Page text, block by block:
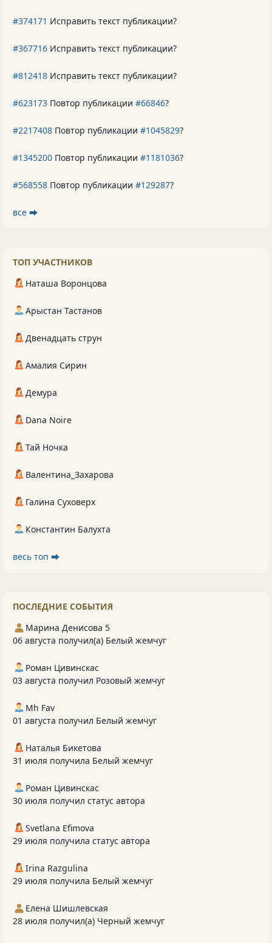
#374171 Исправить текст публикации?
#367716 Исправить текст публикации?
#812418 Исправить текст публикации?
#623173 Повтор публикации #66846?
#2217408 Повтор публикации #1045829?
#1345200 Повтор публикации #1181036?
#568558 Повтор публикации #129287?
все ⮕
ТОП УЧАСТНИКОВ
Наташа Воронцова
Арыстан Тастанов
Двенадцать струн
Амалия Сирин
Демура
Dana Noire
Тай Ночка
Валентина_Захарова
Галина Суховерх
Константин Балухта
весь топ ⮕
ПОСЛЕДНИЕ СОБЫТИЯ
Марина Денисова 5
06 августа получил(а) Белый жемчуг
Роман Цивинскас
03 августа получил Розовый жемчуг
Mh Fav
01 августа получил Белый жемчуг
Наталья Бикетова
31 июля получила Белый жемчуг
Роман Цивинскас
30 июля получил статус автора
Svetlana Efimova
29 июля получила статус автора
Irina Razgulina
29 июля получила Белый жемчуг
Елена Шишлевская
28 июля получил(а) Черный жемчуг